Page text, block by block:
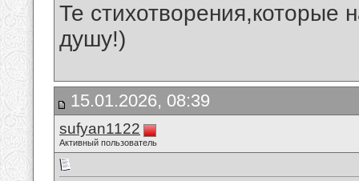
Те стихотворения,которые
душу!)
15.01.2026, 08:39
sufyan1122
Активный пользователь